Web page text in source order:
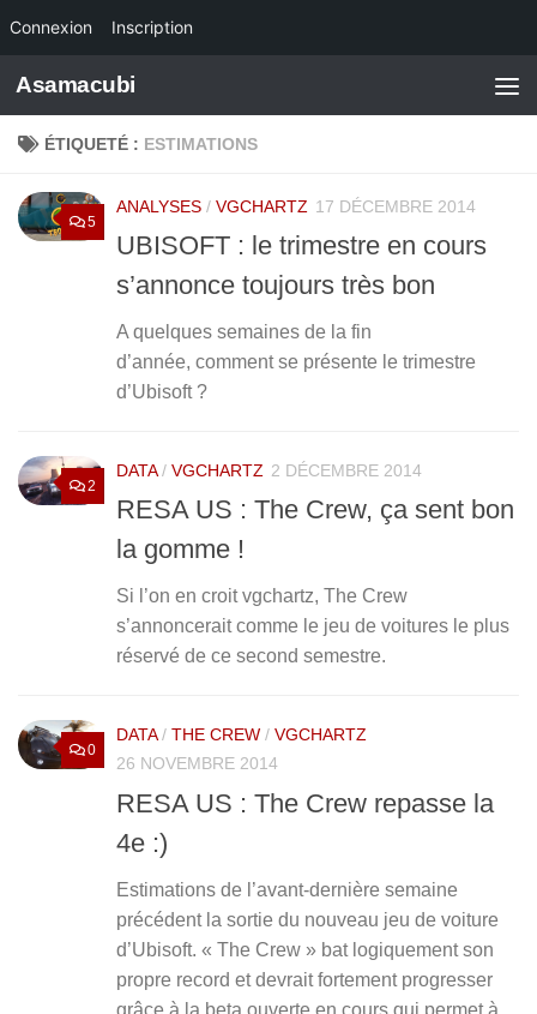
Connexion Inscription
Skip to content
Asamacubi
ÉTIQUETÉ : ESTIMATIONS
5
ANALYSES / VGCHARTZ 17 DÉCEMBRE 2014
UBISOFT : le trimestre en cours
s’annonce toujours très bon
A quelques semaines de la fin
d’année, comment se présente le trimestre
d’Ubisoft ?
2
DATA/ VGCHARTZ 2 DÉCEMBRE 2014
RESA US : The Crew, ça sent bon
la gomme !
Si l’on en croit vgchartz, The Crew
s’annoncerait comme le jeu de voitures le plus
réservé de ce second semestre.
0
DATA/ THE CREW / VGCHARTZ
26 NOVEMBRE 2014
RESA US : The Crew repasse la
4e :)
Estimations de l’avant-dernière semaine
précédent la sortie du nouveau jeu de voiture
d’Ubisoft. « The Crew » bat logiquement son
propre record et devrait fortement progresser
grâce à la beta ouverte en cours qui permet à